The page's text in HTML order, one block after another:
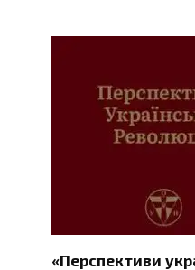
«Перспективи